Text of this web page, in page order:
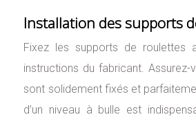
Installation des supports
Fixez les supports de roulettes
instructions du fabricant.
sont solidement fixés et
d’un niveau à bulle est